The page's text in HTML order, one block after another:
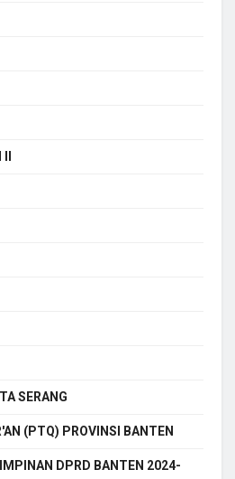
II
SERANG
(PTQ) PROVINSI BANTEN
DPRD BANTEN 2024-